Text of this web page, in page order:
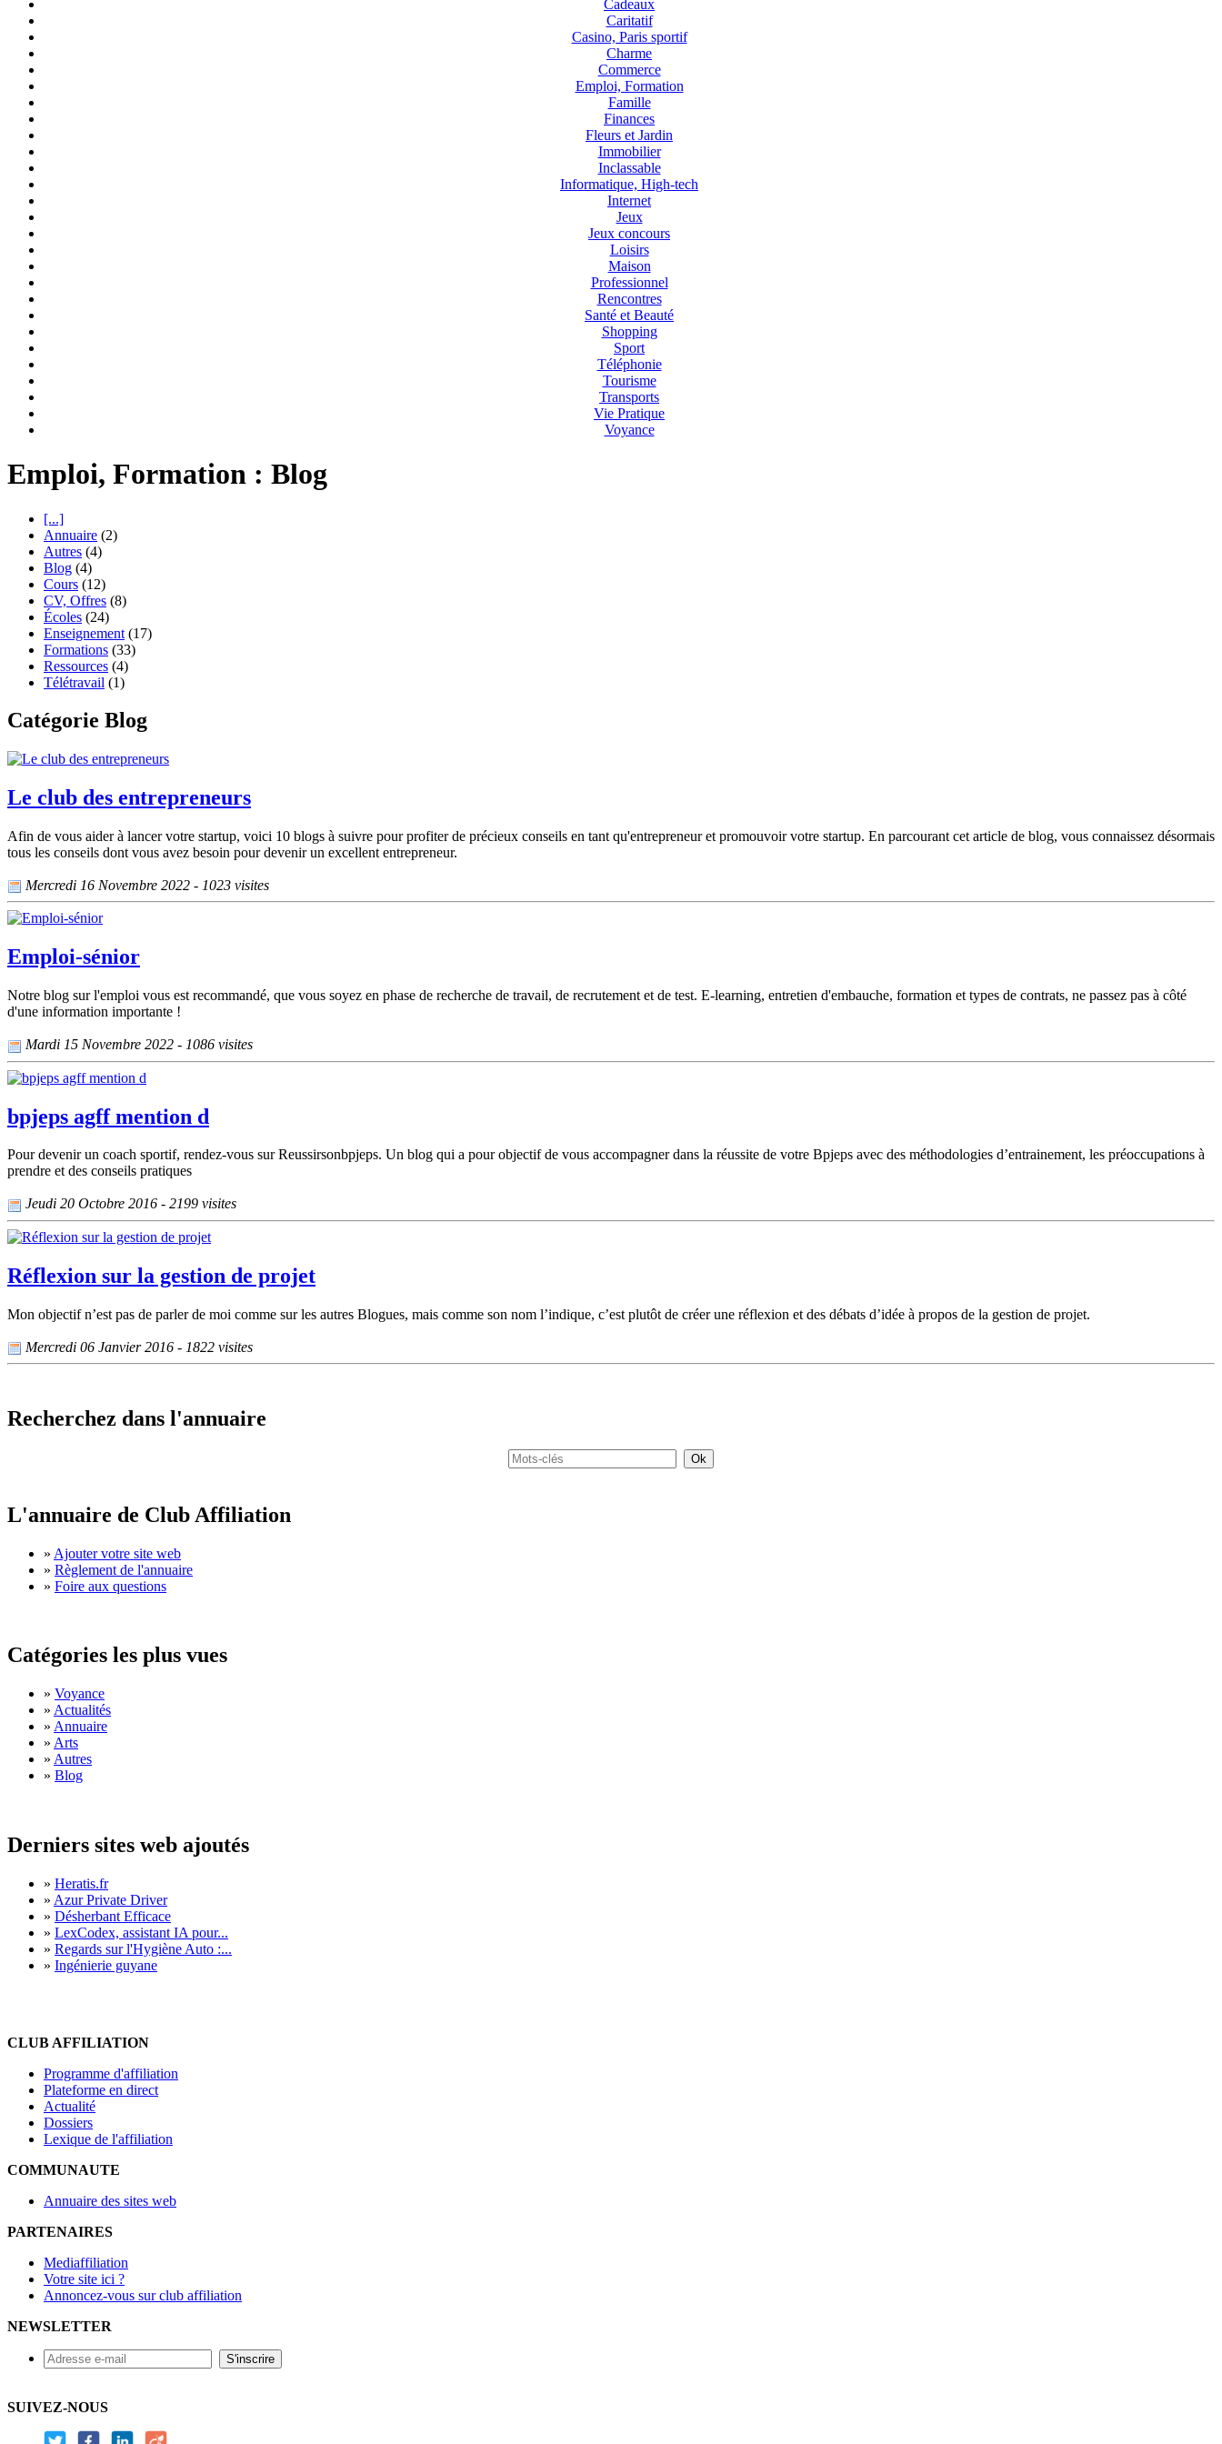
Cadeaux
Caritatif
Casino, Paris sportif
Charme
Commerce
Emploi, Formation
Famille
Finances
Fleurs et Jardin
Immobilier
Inclassable
Informatique, High-tech
Internet
Jeux
Jeux concours
Loisirs
Maison
Professionnel
Rencontres
Santé et Beauté
Shopping
Sport
Téléphonie
Tourisme
Transports
Vie Pratique
Voyance
Emploi, Formation : Blog
[...]
Annuaire (2)
Autres (4)
Blog (4)
Cours (12)
CV, Offres (8)
Écoles (24)
Enseignement (17)
Formations (33)
Ressources (4)
Télétravail (1)
Catégorie Blog
Le club des entrepreneurs
Afin de vous aider à lancer votre startup, voici 10 blogs à suivre pour profiter de précieux conseils en tant qu'entrepreneur et promouvoir votre startup. En parcourant cet article de blog, vous connaissez désormais
tous les conseils dont vous avez besoin pour devenir un excellent entrepreneur.
Mercredi 16 Novembre 2022 - 1023 visites
Emploi-sénior
Notre blog sur l'emploi vous est recommandé, que vous soyez en phase de recherche de travail, de recrutement et de test. E-learning, entretien d'embauche, formation et types de contrats, ne passez pas à côté
d'une information importante !
Mardi 15 Novembre 2022 - 1086 visites
bpjeps agff mention d
Pour devenir un coach sportif, rendez-vous sur Reussirsonbpjeps. Un blog qui a pour objectif de vous accompagner dans la réussite de votre Bpjeps avec des méthodologies d’entrainement, les préoccupations à
prendre et des conseils pratiques
Jeudi 20 Octobre 2016 - 2199 visites
Réflexion sur la gestion de projet
Mon objectif n’est pas de parler de moi comme sur les autres Blogues, mais comme son nom l’indique, c’est plutôt de créer une réflexion et des débats d’idée à propos de la gestion de projet.
Mercredi 06 Janvier 2016 - 1822 visites
Recherchez dans l'annuaire
L'annuaire de Club Affiliation
» Ajouter votre site web
» Règlement de l'annuaire
» Foire aux questions
Catégories les plus vues
» Voyance
» Actualités
» Annuaire
» Arts
» Autres
» Blog
Derniers sites web ajoutés
» Heratis.fr
» Azur Private Driver
» Désherbant Efficace
» LexCodex, assistant IA pour...
» Regards sur l'Hygiène Auto :...
» Ingénierie guyane
CLUB AFFILIATION
Programme d'affiliation
Plateforme en direct
Actualité
Dossiers
Lexique de l'affiliation
COMMUNAUTE
Annuaire des sites web
PARTENAIRES
Mediaffiliation
Votre site ici ?
Annoncez-vous sur club affiliation
NEWSLETTER
SUIVEZ-NOUS